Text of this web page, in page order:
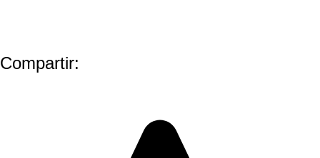
Compartir: